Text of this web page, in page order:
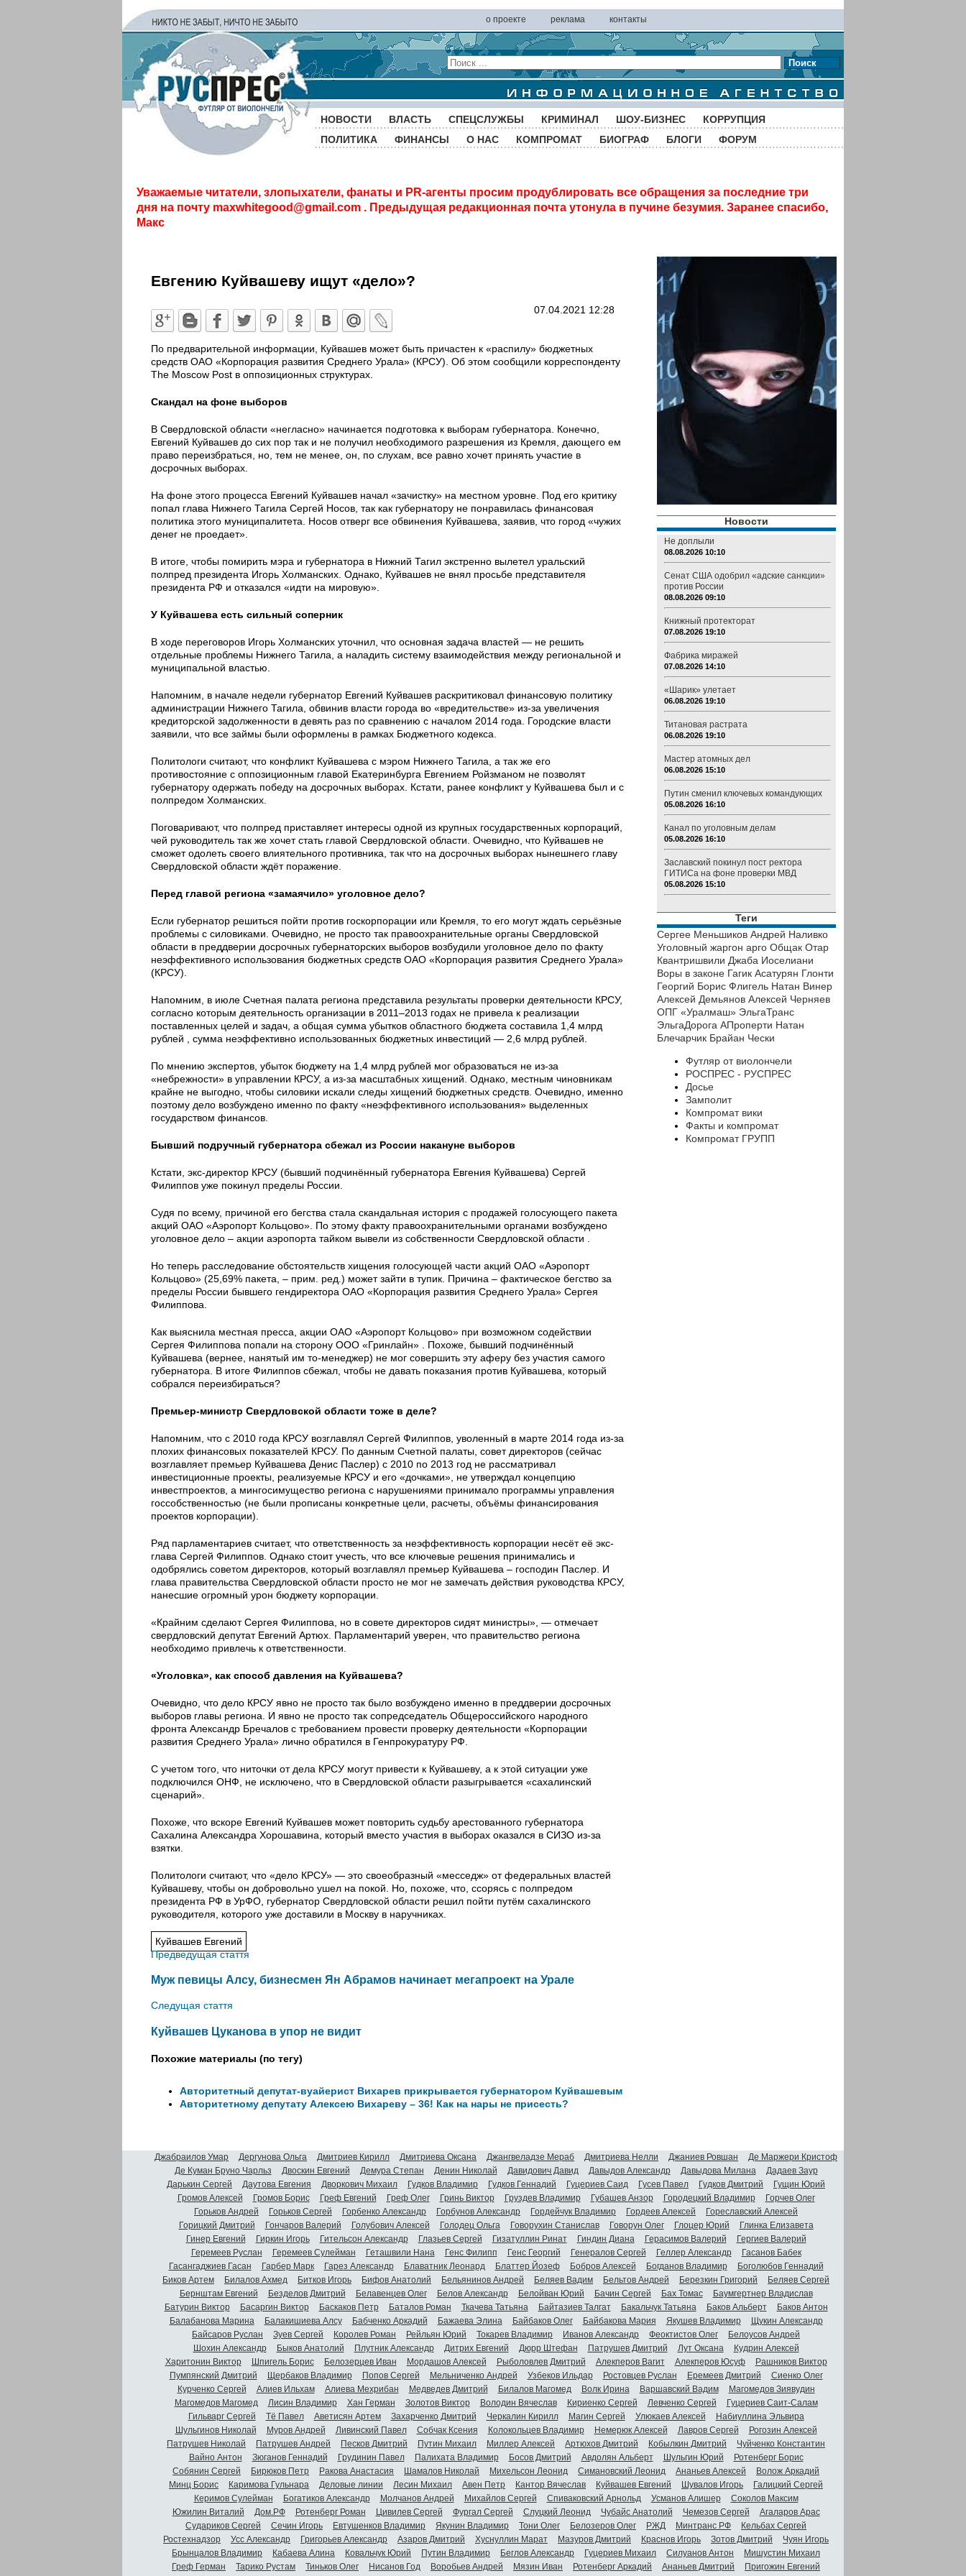
о проекте реклама контакты
Поиск
НОВОСТИ ВЛАСТЬ СПЕЦСЛУЖБЫ КРИМИНАЛ ШОУ-БИЗНЕС
КОРРУПЦИЯ
ПОЛИТИКА
ФИНАНСЫ О НАС КОМПРОМАТ БИОГРАФ БЛОГИ ФОРУМ
Уважаемые читатели, злопыхатели, фанаты и PR-агенты просим продублировать все обращения за последние три
дня на почту maxwhitegood@gmail.com . Предыдущая редакционная почта утонула в пучине безумия. Заранее спасибо,
Макс
Евгению Куйвашеву ищут «дело»?
07.04.2021 12:28
По предварительной информации, Куйвашев может быть причастен к «распилу» бюджетных
средств ОАО «Корпорация развития Среднего Урала» (КРСУ). Об этом сообщили корреспонденту
The Moscow Post в оппозиционных структурах.
Скандал на фоне выборов
В Свердловской области «негласно» начинается подготовка к выборам губернатора. Конечно,
Евгений Куйвашев до сих пор так и не получил необходимого разрешения из Кремля, дающего ем
право переизбраться, но, тем не менее, он, по слухам, все равно хочет принять участие в
досрочных выборах.
На фоне этого процесса Евгений Куйвашев начал «зачистку» на местном уровне. Под его критику
попал глава Нижнего Тагила Сергей Носов, так как губернатору не понравилась финансовая
политика этого муниципалитета. Носов отверг все обвинения Куйвашева, заявив, что город «чужих
денег не проедает».
В итоге, чтобы помирить мэра и губернатора в Нижний Тагил экстренно вылетел уральский
полпред президента Игорь Холманских. Однако, Куйвашев не внял просьбе представителя
президента РФ и отказался «идти на мировую».
У Куйвашева есть сильный соперник
В ходе переговоров Игорь Холманских уточнил, что основная задача властей — не решить
отдельные проблемы Нижнего Тагила, а наладить систему взаимодействия между региональной и
муниципальной властью.
Напомним, в начале недели губернатор Евгений Куйвашев раскритиковал финансовую политику
администрации Нижнего Тагила, обвинив власти города во «вредительстве» из-за увеличения
кредиторской задолженности в девять раз по сравнению с началом 2014 года. Городские власти
заявили, что все займы были оформлены в рамках Бюджетного кодекса.
Политологи считают, что конфликт Куйвашева с мэром Нижнего Тагила, а так же его
противостояние с оппозиционным главой Екатеринбурга Евгением Ройзманом не позволят
губернатору одержать победу на досрочных выборах. Кстати, ранее конфликт у Куйвашева был и с
полпредом Холманских.
Поговаривают, что полпред приставляет интересы одной из крупных государственных корпораций,
чей руководитель так же хочет стать главой Свердловской области. Очевидно, что Куйвашев не
сможет одолеть своего влиятельного противника, так что на досрочных выборах нынешнего главу
Свердловской области ждёт поражение.
Перед главой региона «замаячило» уголовное дело?
Если губернатор решиться пойти против госкорпорации или Кремля, то его могут ждать серьёзные
проблемы с силовиками. Очевидно, не просто так правоохранительные органы Свердловской
области в преддверии досрочных губернаторских выборов возбудили уголовное дело по факту
неэффективного использования бюджетных средств ОАО «Корпорация развития Среднего Урала»
(КРСУ).
Напомним, в июле Счетная палата региона представила результаты проверки деятельности КРСУ,
согласно которым деятельность организации в 2011–2013 годах не привела к реализации
поставленных целей и задач, а общая сумма убытков областного бюджета составила 1,4 млрд
рублей , сумма неэффективно использованных бюджетных инвестиций — 2,6 млрд рублей.
По мнению экспертов, убыток бюджету на 1,4 млрд рублей мог образоваться не из-за
«небрежности» в управлении КРСУ, а из-за масштабных хищений. Однако, местным чиновникам
крайне не выгодно, чтобы силовики искали следы хищений бюджетных средств. Очевидно, именно
поэтому дело возбуждено именно по факту «неэффективного использования» выделенных
государством финансов.
Бывший подручный губернатора сбежал из России накануне выборов
Кстати, экс-директор КРСУ (бывший подчинённый губернатора Евгения Куйвашева) Сергей
Филиппов уже покинул пределы России.
Судя по всему, причиной его бегства стала скандальная история с продажей голосующего пакета
акций ОАО «Аэропорт Кольцово». По этому факту правоохранительными органами возбуждено
уголовное дело – акции аэропорта тайком вывели из собственности Свердловской области .
Но теперь расследование обстоятельств хищения голосующей части акций ОАО «Аэропорт
Кольцово» (25,69% пакета, – прим. ред.) может зайти в тупик. Причина – фактическое бегство за
пределы России бывшего гендиректора ОАО «Корпорация развития Среднего Урала» Сергея
Филиппова.
Как выяснила местная пресса, акции ОАО «Аэропорт Кольцово» при возможном содействии
Сергея Филиппова попали на сторону ООО «Гринлайн» . Похоже, бывший подчинённый
Куйвашева (вернее, нанятый им то-менеджер) не мог совершить эту аферу без участия самого
губернатора. В итоге Филиппов сбежал, чтобы не давать показания против Куйвашева, который
собрался переизбираться?
Премьер-министр Свердловской области тоже в деле?
Напомним, что с 2010 года КРСУ возглавлял Сергей Филиппов, уволенный в марте 2014 года из-за
плохих финансовых показателей КРСУ. По данным Счетной палаты, совет директоров (сейчас
возглавляет премьер Куйвашева Денис Паслер) с 2010 по 2013 год не рассматривал
инвестиционные проекты, реализуемые КРСУ и его «дочками», не утверждал концепцию
инвестпроектов, а мингосимущество региона с нарушениями принимало программы управления
госсобственностью (не были прописаны конкретные цели, расчеты, объёмы финансирования
проектов корпорации).
Ряд парламентариев считает, что ответственность за неэффективность корпорации несёт её экс-
глава Сергей Филиппов. Однако стоит учесть, что все ключевые решения принимались и
одобрялись советом директоров, который возглавлял премьер Куйвашева – господин Паслер. И
глава правительства Свердловской области просто не мог не замечать действия руководства КРСУ,
нанесшие огромный урон бюджету корпорации.
«Крайним сделают Сергея Филиппова, но в совете директоров сидят министры», — отмечает
свердловский депутат Евгений Артюх. Парламентарий уверен, что правительство региона
необходимо привлечь к ответственности.
«Уголовка», как способ давления на Куйвашева?
Очевидно, что дело КРСУ явно не просто так было возбуждено именно в преддверии досрочных
выборов главы региона. И явно не просто так сопредседатель Общероссийского народного
фронта Александр Бречалов с требованием провести проверку деятельности «Корпорации
развития Среднего Урала» лично обратился в Генпрокуратуру РФ.
С учетом того, что ниточки от дела КРСУ могут привести к Куйвашеву, а к этой ситуации уже
подключился ОНФ, не исключено, что в Свердловской области разыгрывается «сахалинский
сценарий».
Похоже, что вскоре Евгений Куйвашев может повторить судьбу арестованного губернатора
Сахалина Александра Хорошавина, который вместо участия в выборах оказался в СИЗО из-за
взятки.
Политологи считают, что «дело КРСУ» — это своеобразный «месседж» от федеральных властей
Куйвашеву, чтобы он добровольно ушел на покой. Но, похоже, что, ссорясь с полпредом
президента РФ в УрФО, губернатор Свердловской области решил пойти путём сахалинского
руководителя, которого уже доставили в Москву в наручниках.
Куйвашев Евгений
Предведущая стаття
Муж певицы Алсу, бизнесмен Ян Абрамов начинает мегапроект на Урале
Следущая стаття
Куйвашев Цуканова в упор не видит
Похожие материалы (по тегу)
Авторитетный депутат-вуайерист Вихарев прикрывается губернатором Куйвашевым
Авторитетному депутату Алексею Вихареву – 36! Как на нары не присесть?
Новости
Не доплыли
08.08.2026 10:10
Сенат США одобрил «адские санкции»
против России
08.08.2026 09:10
Книжный протекторат
07.08.2026 19:10
Фабрика миражей
07.08.2026 14:10
«Шарик» улетает
06.08.2026 19:10
Титановая растрата
06.08.2026 19:10
Мастер атомных дел
06.08.2026 15:10
Путин сменил ключевых командующих
05.08.2026 16:10
Канал по уголовным делам
05.08.2026 16:10
Заславский покинул пост ректора
ГИТИСа на фоне проверки МВД
05.08.2026 15:10
Теги
Сергее Меньшиков Андрей Наливко
Уголовный жаргон арго Общак Отар
Квантришвили Джаба Иоселиани
Воры в законе Гагик Асатурян Глонти
Георгий Борис Флигель Натан Винер
Алексей Демьянов Алексей Черняев
ОПГ «Уралмаш» ЭльгаТранс
ЭльгаДорога АПроперти Натан
Блечарчик Брайан Чески
Футляр от виолончели
РОСПРЕС - РУСПРЕС
Досье
Замполит
Компромат вики
Факты и компромат
Компромат ГРУПП
Джабраилов Умар Дергунова Ольга Дмитриев Кирилл Дмитриева Оксана Джангвеладзе Мераб Дмитриева Нелли Джаниев Ровшан
Де Маржери Кристоф
Де Куман Бруно Чарльз
Двоскин Евгений Демура Степан Денин Николай Давидович Давид Давыдов Александр Давыдова Милана
Дадаев Заур
Дарькин Сергей
Даутова Евгения Дворкович Михаил Гудков Владимир Гудков Геннадий Гуцериев Саид Гусев Павел Гудков Дмитрий
Гущин Юрий
Громов Алексей
Громов Борис Греф Евгений Греф Олег Гринь Виктор Груздев Владимир Губашев Анзор Городецкий Владимир
Горчев Олег
Горьков Андрей
Горьков Сергей Горбенко Александр Горбунов Александр Гордейчук Владимир Гордеев Алексей
Гореславский Алексей
Горицкий Дмитрий
Гончаров Валерий Голубович Алексей Голодец Ольга Говорухин Станислав Говорун Олег Глоцер Юрий
Глинка Елизавета
Гинер Евгений
Гиркин Игорь Гительсон Александр Глазьев Сергей Гизатуллин Ринат Гиндин Диана Герасимов Валерий
Гергиев Валерий
Геремеев Руслан
Геремеев Сулейман Геташвили Нана Генс Филипп Генс Георгий Генералов Сергей Геллер Александр
Гасанов Бабек
Гасангаджиев Гасан
Гарбер Марк Гарез Александр Блаватник Леонард Блаттер Йозеф Бобров Алексей Богданов Владимир
Боголюбов Геннадий
Биков Артем
Билалов Ахмед Битков Игорь Бифов Анатолий Бельянинов Андрей Беляев Вадим Бельтов Андрей Березкин Григорий
Беляев Сергей
Бернштам Евгений
Безделов Дмитрий Белавенцев Олег Белов Александр Белойван Юрий Бачин Сергей Бах Томас
Баумгертнер Владислав
Батурин Виктор
Басаргин Виктор Баскаков Петр Баталов Роман Ткачева Татьяна Байтазиев Талгат Бакальчук Татьяна Баков Альберт
Баков Антон
Балабанова Марина
Балакишиева Алсу Бабченко Аркадий Бажаева Элина Байбаков Олег Байбакова Мария Якушев Владимир
Щукин Александр
Байсаров Руслан
Зуев Сергей Королев Роман Рейльян Юрий Токарев Владимир Иванов Александр Феоктистов Олег
Белоусов Андрей
Шохин Александр
Быков Анатолий Плутник Александр Дитрих Евгений Дюрр Штефан Патрушев Дмитрий Лут Оксана
Кудрин Алексей
Харитонин Виктор
Шпигель Борис Белозерцев Иван Мордашов Алексей Рыболовлев Дмитрий Алекперов Вагит Алекперов Юсуф
Рашников Виктор
Пумпянский Дмитрий
Щербаков Владимир Попов Сергей Мельниченко Андрей Узбеков Ильдар Ростовцев Руслан Еремеев Дмитрий
Сиенко Олег
Курченко Сергей
Алиев Ильхам Алиева Мехрибан Медведев Дмитрий Билалов Магомед Волк Ирина Варшавский Вадим
Магомедов Зиявудин
Магомедов Магомед
Лисин Владимир Хан Герман Золотов Виктор Володин Вячеслав Кириенко Сергей Левченко Сергей
Гуцериев Саит-Салам
Гильварг Сергей
Тё Павел Аветисян Артем Захарченко Дмитрий Черкалин Кирилл Магин Сергей Улюкаев Алексей
Набиуллина Эльвира
Шульгинов Николай
Муров Андрей Ливинский Павел Собчак Ксения Колокольцев Владимир Немерюк Алексей Лавров Сергей
Рогозин Алексей
Патрушев Николай
Патрушев Андрей Песков Дмитрий Путин Михаил Миллер Алексей Артюхов Дмитрий Кобылкин Дмитрий
Чуйченко Константин
Вайно Антон
Зюганов Геннадий Грудинин Павел Палихата Владимир Босов Дмитрий Авдолян Альберт Шульгин Юрий
Ротенберг Борис
Собянин Сергей
Бирюков Петр Ракова Анастасия Шамалов Николай Михельсон Леонид Симановский Леонид Ананьев Алексей
Волож Аркадий
Минц Борис
Каримова Гульнара Деловые линии Лесин Михаил Авен Петр Кантор Вячеслав Куйвашев Евгений Шувалов Игорь
Галицкий Сергей
Керимов Сулейман
Богатиков Александр Молчанов Андрей Михайлов Сергей Спиваковский Арнольд Усманов Алишер
Соколов Максим
Южилин Виталий
Дом.РФ Ротенберг Роман Цивилев Сергей Фургал Сергей Слуцкий Леонид Чубайс Анатолий Чемезов Сергей
Агаларов Арас
Судариков Сергей
Сечин Игорь Евтушенков Владимир Якунин Владимир Тони Олег Белозеров Олег РЖД Минтранс РФ
Кельбах Сергей
Ростехнадзор
Усс Александр Григорьев Александр Азаров Дмитрий Хуснуллин Марат Мазуров Дмитрий Краснов Игорь Зотов Дмитрий
Чуян Игорь
Брынцалов Владимир
Кабаева Алина Ковальчук Юрий Путин Владимир Беглов Александр Гуцериев Михаил Силуанов Антон
Мишустин Михаил
Греф Герман
Тарико Рустам Тиньков Олег Нисанов Год Воробьев Андрей Мязин Иван Ротенберг Аркадий Ананьев Дмитрий
Пригожин Евгений